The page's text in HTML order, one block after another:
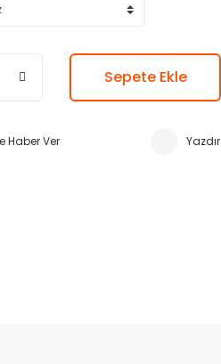
Sepete Ekle
Haber Ver Yazdır